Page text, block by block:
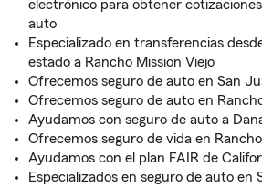
electrónico para obtener
auto
Especializado en transferencias
estado a Rancho Mission Viejo
Ofrecemos seguro de auto en San
Ofrecemos seguro de auto en
Ayudamos con seguro de auto a
Ofrecemos seguro de vida en
Ayudamos con el plan FAIR de
Especializados en seguro de auto en